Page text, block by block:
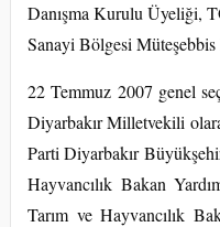
Danışma Kurulu Üyeliği,
Sanayi Bölgesi Müteşebbis
22 Temmuz 2007 genel
Diyarbakır Milletvekili
Parti Diyarbakır
Hayvancılık Bakan
Tarım ve Hayvancılık